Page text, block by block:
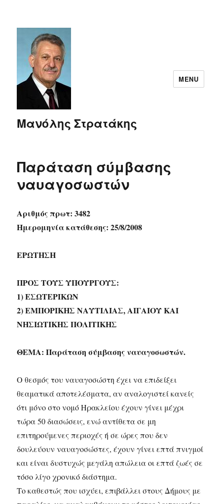
Μανόλης Στρατάκης
MENU
Παράταση σύμβασης
ναυαγοσωστών
Αριθμός πρωτ: 3482
Ημερομηνία κατάθεσης: 25/8/2008
ΕΡΩΤΗΣΗ
ΠΡΟΣ ΤΟΥΣ ΥΠΟΥΡΓΟΥΣ:
1) ΕΣΩΤΕΡΙΚΩΝ
2) ΕΜΠΟΡΙΚΗΣ ΝΑΥΤΙΛΙΑΣ, ΑΙΓΑΙΟΥ ΚΑΙ
ΝΗΣΙΩΤΙΚΗΣ ΠΟΛΙΤΙΚΗΣ
ΘΕΜΑ: Παράταση σύμβασης ναυαγοσωστών.
Ο θεσμός του ναυαγοσώστη έχει να επιδείξει
θεαματικά αποτελέσματα, αν αναλογιστεί κανείς
ότι μόνο στο νομό Ηρακλείου έχουν γίνει μέχρι
τώρα 50 διασώσεις, ενώ αντίθετα σε μη
επιτηρούμενες περιοχές ή σε ώρες που δεν
δουλεύουν ναυαγοσώστες, έχουν γίνει επτά πνιγμοί
και είναι δυστυχώς μεγάλη απώλεια οι επτά ζωές σε
τόσο λίγο χρονικό διάστημα.
Το καθεστώς που ισχύει, επιβάλλει στους Δήμους με